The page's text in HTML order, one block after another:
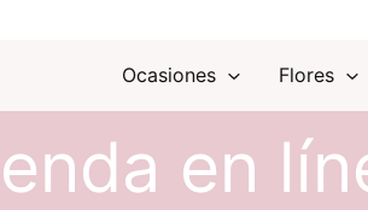
Ocasiones Flores
en